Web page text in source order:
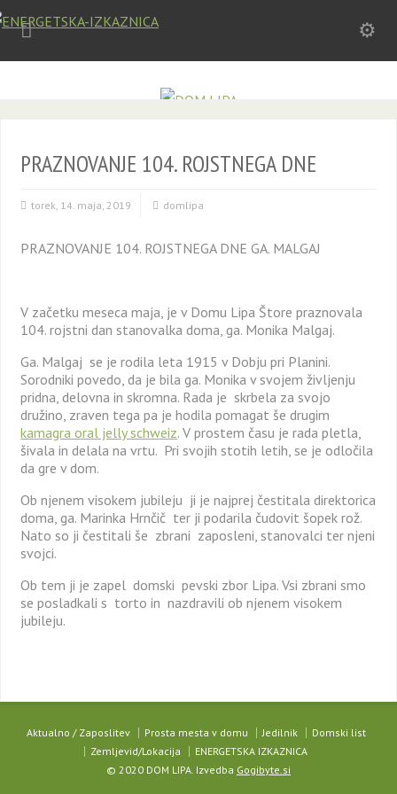
PRAZNOVANJE 104. ROJSTNEGA DNE
torek, 14. maja, 2019 domlipa
PRAZNOVANJE 104. ROJSTNEGA DNE GA. MALGAJ
V začetku meseca maja, je v Domu Lipa Štore praznovala
104. rojstni dan stanovalka doma, ga. Monika Malgaj.
Ga. Malgaj se je rodila leta 1915 v Dobju pri Planini.
Sorodniki povedo, da je bila ga. Monika v svojem življenju
pridna, delovna in skromna. Rada je skrbela za svojo
družino, zraven tega pa je hodila pomagat še drugim
kamagra oral jelly schweiz. V prostem času je rada pletla,
šivala in delala na vrtu. Pri svojih stotih letih, se je odločila
da gre v dom.
Ob njenem visokem jubileju ji je najprej čestitala direktorica
doma, ga. Marinka Hrnčič ter ji podarila čudovit šopek rož.
Nato so ji čestitali še zbrani zaposleni, stanovalci ter njeni
svojci.
Ob tem ji je zapel domski pevski zbor Lipa. Vsi zbrani smo
se posladkali s torto in nazdravili ob njenem visokem
jubileju.
Aktualno / Zaposlitev Prosta mesta v domu Jedilnik
Domski list
Zemljevid/Lokacija
ENERGETSKA IZKAZNICA
© 2020 DOM LIPA. Izvedba Gogibyte.si